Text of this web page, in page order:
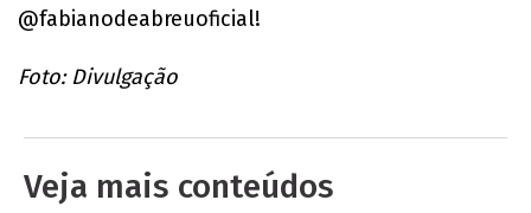
@fabianodeabreuoficial!
Foto: Divulgação
Veja mais conteúdos